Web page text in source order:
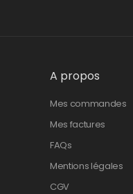
A propos
Mes commandes
Mes factures
FAQs
Mentions légales
CGV